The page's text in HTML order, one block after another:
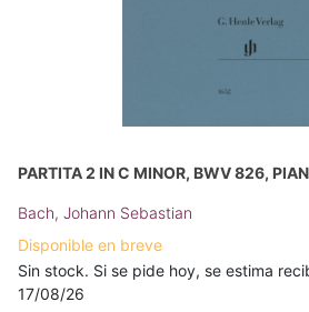
PARTITA 2 IN C MINOR, BWV 826,
Bach, Johann Sebastian
Disponible en breve
Sin stock. Si se pide hoy, se estima
17/08/26